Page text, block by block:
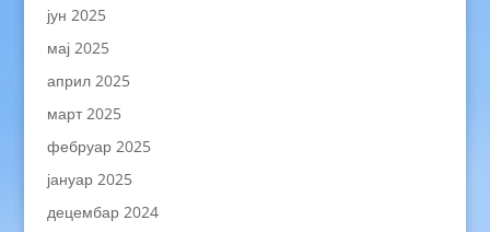
јун 2025
мај 2025
април 2025
март 2025
фебруар 2025
јануар 2025
децембар 2024